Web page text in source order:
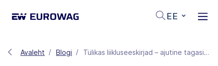
EE
Avaleht Blogi Tülikas liikluseeskirjad – ajutine tagasilöök või pikaajaline probleem?